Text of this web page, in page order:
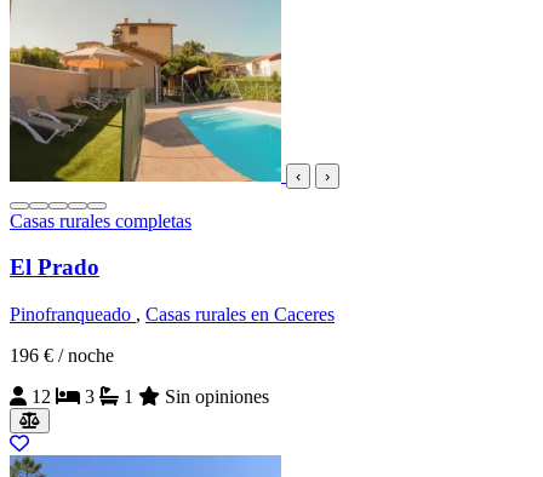
‹ ›
Casas rurales completas
El Prado
Pinofranqueado , Casas rurales en Caceres
196 € / noche
12
3 1 Sin opiniones